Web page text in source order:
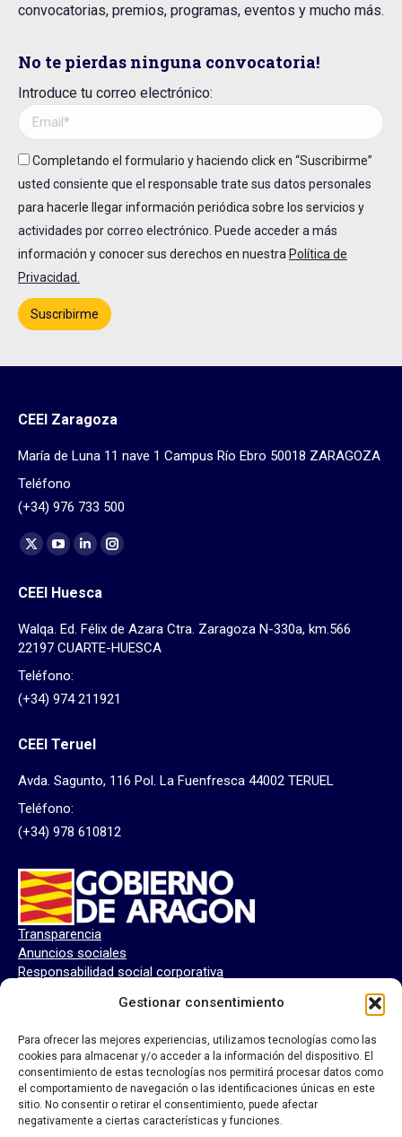
Gestionar consentimiento
Para ofrecer las mejores experiencias, utilizamos tecnologías como las
cookies para almacenar y/o acceder a la información del dispositivo. El
consentimiento de estas tecnologías nos permitirá procesar datos como
el comportamiento de navegación o las identificaciones únicas en este
sitio. No consentir o retirar el consentimiento, puede afectar
negativamente a ciertas características y funciones.
convocatorias, premios, programas, eventos y mucho más.
No te pierdas ninguna convocatoria!
Introduce tu correo electrónico:
Completando el formulario y haciendo click en “Suscribirme”
usted consiente que el responsable trate sus datos personales
para hacerle llegar información periódica sobre los servicios y
actividades por correo electrónico. Puede acceder a más
información y conocer sus derechos en nuestra Política de
Privacidad.
CEEI Zaragoza
María de Luna 11 nave 1 Campus Río Ebro 50018 ZARAGOZA
Teléfono
(+34) 976 733 500
Find us on:
X
opens
in
new
window
YouTube
opens
in
new
window
Linkedin
opens
in
new
Instagram
in
new
CEEI Huesca
Walqa. Ed. Félix de Azara Ctra. Zaragoza N-330a, km.566
22197 CUARTE-HUESCA
Teléfono:
(+34) 974 211921
CEEI Teruel
Avda. Sagunto, 116 Pol. La Fuenfresca 44002 TERUEL
Teléfono:
(+34) 978 610812
Transparencia
Anuncios sociales
Responsabilidad social corporativa